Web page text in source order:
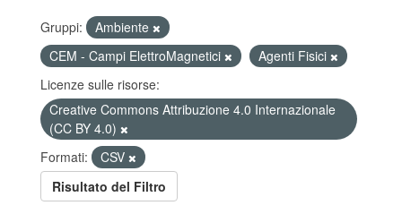
Gruppi:
Ambiente
CEM - Campi ElettroMagnetici
Agenti Fisici
Licenze sulle risorse:
Creative Commons Attribuzione 4.0 Internazionale
(CC BY 4.0)
Formati:
CSV
Risultato del Filtro